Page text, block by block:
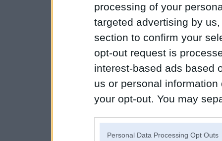
processing of your
targeted advertising by
section to confirm your
opt-out request is
interest-based ads based
us or personal
your opt-out. You may
Personal Data Processing Opt Outs